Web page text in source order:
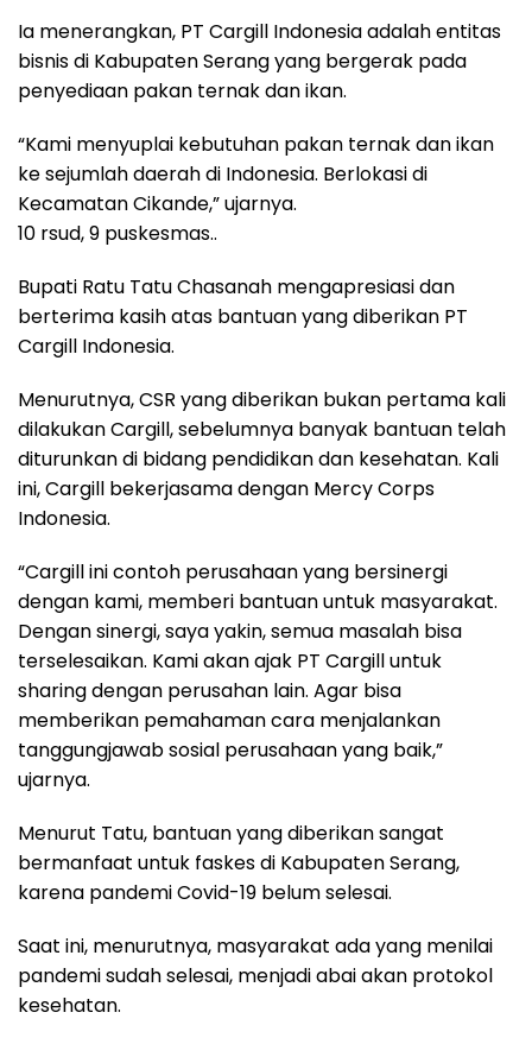
Ia menerangkan, PT Cargill Indonesia adalah entitas
bisnis di Kabupaten Serang yang bergerak pada
penyediaan pakan ternak dan ikan.
“Kami menyuplai kebutuhan pakan ternak dan ikan
ke sejumlah daerah di Indonesia. Berlokasi di
Kecamatan Cikande,” ujarnya.
10 rsud, 9 puskesmas..
Bupati Ratu Tatu Chasanah mengapresiasi dan
berterima kasih atas bantuan yang diberikan PT
Cargill Indonesia.
Menurutnya, CSR yang diberikan bukan pertama kali
dilakukan Cargill, sebelumnya banyak bantuan telah
diturunkan di bidang pendidikan dan kesehatan. Kali
ini, Cargill bekerjasama dengan Mercy Corps
Indonesia.
“Cargill ini contoh perusahaan yang bersinergi
dengan kami, memberi bantuan untuk masyarakat.
Dengan sinergi, saya yakin, semua masalah bisa
terselesaikan. Kami akan ajak PT Cargill untuk
sharing dengan perusahan lain. Agar bisa
memberikan pemahaman cara menjalankan
tanggungjawab sosial perusahaan yang baik,”
ujarnya.
Menurut Tatu, bantuan yang diberikan sangat
bermanfaat untuk faskes di Kabupaten Serang,
karena pandemi Covid-19 belum selesai.
Saat ini, menurutnya, masyarakat ada yang menilai
pandemi sudah selesai, menjadi abai akan protokol
kesehatan.